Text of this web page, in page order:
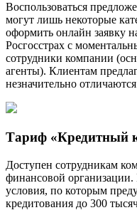
Воспользоваться
могут лишь некоторые
оформить онлайн заявку
Росгосстрах с
сотрудники компании
агенты). Клиентам
незначительно
Тариф «Кредитный
Доступен сотрудникам
финансовой организации.
условия, по которым
кредитования до 300